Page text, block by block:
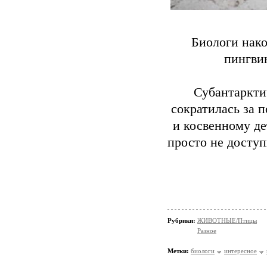
Биологи
сократилась за
и косвенному
просто не
Рубрики: ЖИВОТНЫЕ/Птицы
Разное
Метки: биологи интересное